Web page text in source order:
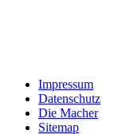
Impressum
Datenschutz
Die Macher
Sitemap